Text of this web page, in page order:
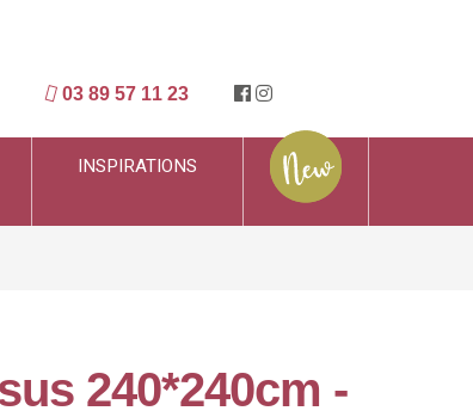
03 89 57 11 23
INSPIRATIONS
240*240cm -